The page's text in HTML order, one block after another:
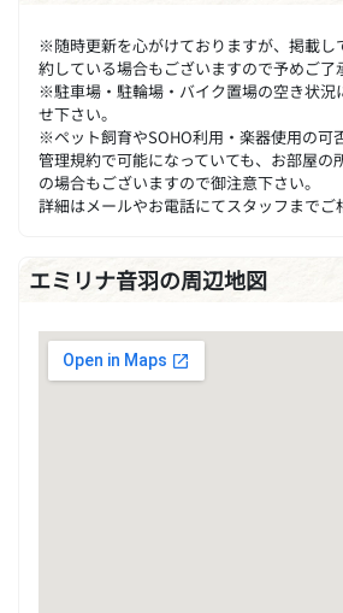
※随時更新を心がけておりますが、掲載し
約している場合もございますので予めご了
※駐車場・駐輪場・バイク置場の空き状況
せ下さい。
※ペット飼育やSOHO利用・楽器使用の可
管理規約で可能になっていても、お部屋の
の場合もございますので御注意下さい。
詳細はメールやお電話にてスタッフまでご
エミリナ音羽の周辺地図